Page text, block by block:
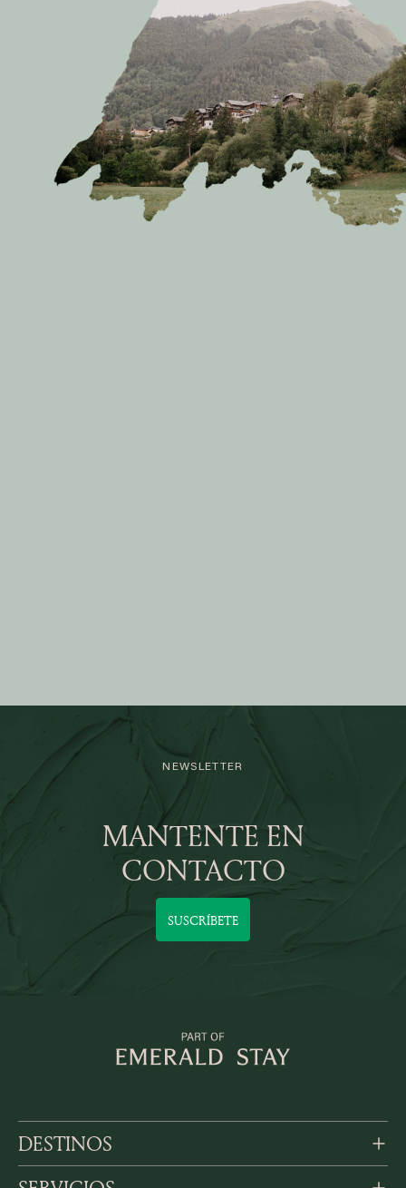
NEWSLETTER
MANTENTE EN
CONTACTO
SUSCRÍBETE
DESTINOS